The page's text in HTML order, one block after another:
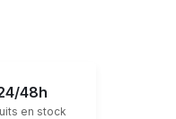
48h
en stock